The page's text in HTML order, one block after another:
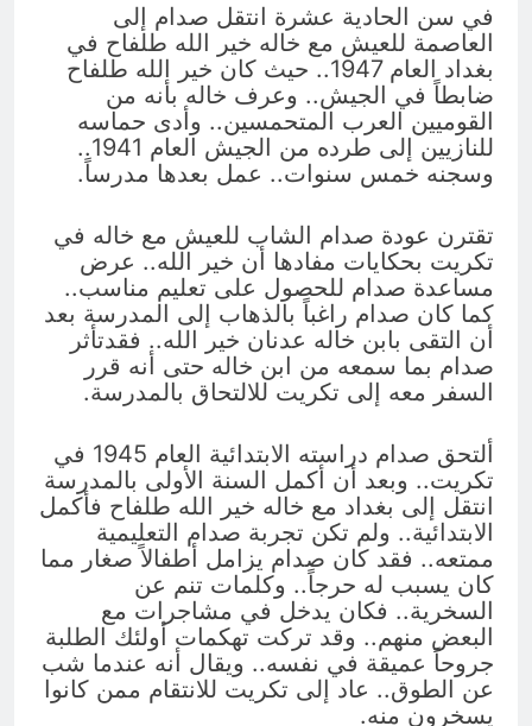
في سن الحادية عشرة انتقل صدام إلى
العاصمة للعيش مع خاله خير الله طلفاح في
بغداد العام 1947.. حيث كان خير الله طلفاح
ضابطاً في الجيش.. وعرف خاله بأنه من
القوميين العرب المتحمسين.. وأدى حماسه
للنازيين إلى طرده من الجيش العام 1941..
وسجنه خمس سنوات.. عمل بعدها مدرساً.
تقترن عودة صدام الشاب للعيش مع خاله في
تكريت بحكايات مفادها أن خير الله.. عرض
مساعدة صدام للحصول على تعليم مناسب..
كما كان صدام راغباً بالذهاب إلى المدرسة بعد
أن التقى بابن خاله عدنان خير الله.. فقدتأثر
صدام بما سمعه من ابن خاله حتى أنه قرر
السفر معه إلى تكريت للالتحاق بالمدرسة.
ألتحق صدام دراسته الابتدائية العام 1945 في
تكريت.. وبعد أن أكمل السنة الأولى بالمدرسة
انتقل إلى بغداد مع خاله خير الله طلفاح فأكمل
الابتدائية.. ولم تكن تجربة صدام التعليمية
ممتعه.. فقد كان صدام يزامل أطفالاً صغار مما
كان يسبب له حرجاً.. وكلمات تنم عن
السخرية.. فكان يدخل في مشاجرات مع
البعض منهم.. وقد تركت تهكمات أولئك الطلبة
جروحاً عميقة في نفسه.. ويقال أنه عندما شب
عن الطوق.. عاد إلى تكريت للانتقام ممن كانوا
يسخرون منه.